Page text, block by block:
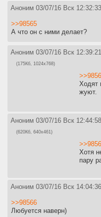
Аноним 03/07/16 Вск 12:32:33
>>98565
А что он с ними делает?
Аноним 03/07/16 Вск 12:39:21
(175Кб, 1024x768)
Ходят
жуют.
Аноним 03/07/16 Вск 12:44:58
(620Кб, 640x461)
Хотя
пару
Аноним 03/07/16 Вск 14:04:36
>>98566
Любуется наверн)